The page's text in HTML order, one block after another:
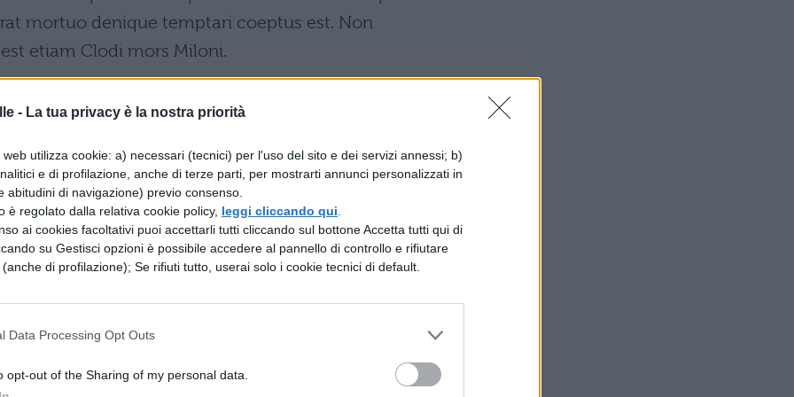
- La tua privacy è la nostra priorità
utilizza cookie: a) necessari (tecnici) per l'uso del sito e dei servizi annessi; b)
e di profilazione, anche di terze parti, per mostrarti annunci personalizzati in
abitudini di navigazione) previo consenso.
è regolato dalla relativa cookie policy, leggi cliccando qui
ai cookies facoltativi puoi accettarli tutti cliccando sul bottone Accetta tutti qui di
su Gestisci opzioni è possibile accedere al pannello di controllo e rifiutare
di profilazione); Se rifiuti tutto, userai solo i cookie tecnici di default.
Data Processing Opt Outs
opt-out of the Sharing of my personal data.
mortuo denique temptari coeptus est. Non
etiam Clodi mors Miloni.
a Clodio l’uccisione di Milone: adesso
Quale interesse aveva all’assassinio di
sua non dirò per commetterlo, ma per
a Milone nella sua aspirazione al consolato”. Ma
nonostante la sua opposizione, che anzi lo
gli recava più giovamento di quello di Clodio.
il ricordo delle benemerenze di Milone nei
stato, lo avevano le mie preghiere e le mie
– eravate straordinariamente turbati: molto di